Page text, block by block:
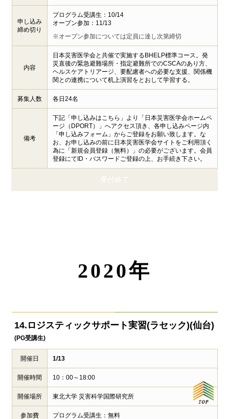
申し込み
締め切り
プログラム受講生：10/14
オープン参加：11/13
※オープン参加については定員に達し次第締切
内容
日本災害医学会と共催で実施するBHELP標準コース。発
災直後の緊急避難場所・指定避難所でのCSCAのあり方、
ヘルスケアトリアージ、要配慮者への必要な支援、関係機
関との連携について机上演習をとおして学習する。
募集人数 各日24名
備考
下記「申し込みはこちら」より「日本災害医学会ホームペ
ージ（DPORT）」へアクセス頂き、各申し込みページ内
「申し込みフォーム」からご登録をお願い致します。な
お、お申し込みの前に日本災害医学会サイトをご利用頂く
為に「新規会員登録（無料）」の必要がございます。会員
登録にてID・パスワードご登録の上、お手続き下さい。
受付終了
2020年
14.ロジスティックサポート実習(ラセック)(仙台)
(PG受講生)
開催日 1/13
開催時間 10：00～18:00
開催場所 東北大学 災害科学国際研究所
参加費 プログラム受講生：無料